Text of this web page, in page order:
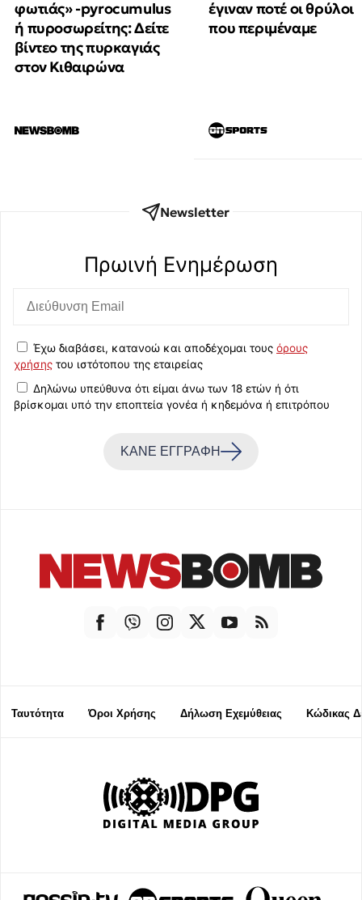
φωτιάς» -pyrocumulus
ή πυροσωρείτης: Δείτε
βίντεο της πυρκαγιάς
στον Κιθαιρώνα
έγιναν ποτέ οι θρύλοι
που περιμέναμε
Newsletter
Πρωινή Eνημέρωση
Έχω διαβάσει, κατανοώ και αποδέχομαι τους όρους
χρήσης του ιστότοπου της εταιρείας
Δηλώνω υπεύθυνα ότι είμαι άνω των 18 ετών ή ότι
βρίσκομαι υπό την εποπτεία γονέα ή κηδεμόνα ή επιτρόπου
ΚΑΝΕ ΕΓΓΡΑΦΗ
Ταυτότητα Όροι Χρήσης Δήλωση Εχεμύθειας Κώδικας